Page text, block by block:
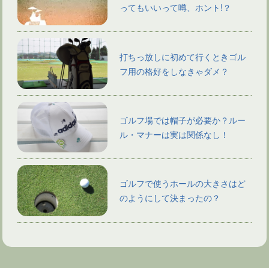
ってもいいって噂、ホント!？
打ちっ放しに初めて行くときゴル
フ用の格好をしなきゃダメ？
ゴルフ場では帽子が必要か？ルー
ル・マナーは実は関係なし！
ゴルフで使うホールの大きさはど
のようにして決まったの？